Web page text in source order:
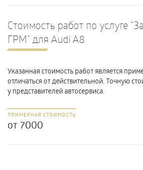
Стоимость работ по услуге
ГРМ” для Audi A8
Указанная стоимость работ является
отличаться от действительной. Точную
у представителей автосервиса.
ПРИМЕРНАЯ СТОИМОСТЬ
от 7000